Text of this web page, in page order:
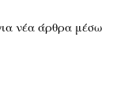
νέα άρθρα μέσω